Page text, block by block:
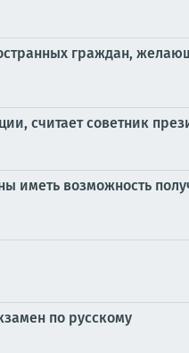
граждан,
считает советник
иметь возможность
по русскому